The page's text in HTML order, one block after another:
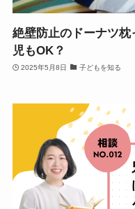
絶壁防止のドーナツ
児もOK？
2025年5月8日 子どもを知る